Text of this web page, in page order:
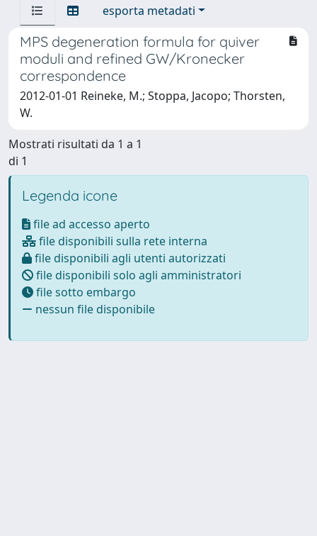
esporta metadati
MPS degeneration formula for quiver
moduli and refined GW/Kronecker
correspondence
2012-01-01 Reineke, M.; Stoppa, Jacopo; Thorsten,
W.
Mostrati risultati da 1 a 1
di 1
Legenda icone
file ad accesso aperto
file disponibili sulla rete interna
file disponibili agli utenti autorizzati
file disponibili solo agli amministratori
file sotto embargo
nessun file disponibile